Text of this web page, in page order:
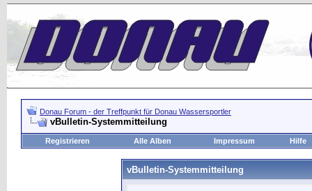
Donau Forum - der Treffpunkt für Donau Wassersportler
vBulletin-Systemmitteilung
Registrieren Alle Alben Impressum Hilfe
vBulletin-Systemmitteilung